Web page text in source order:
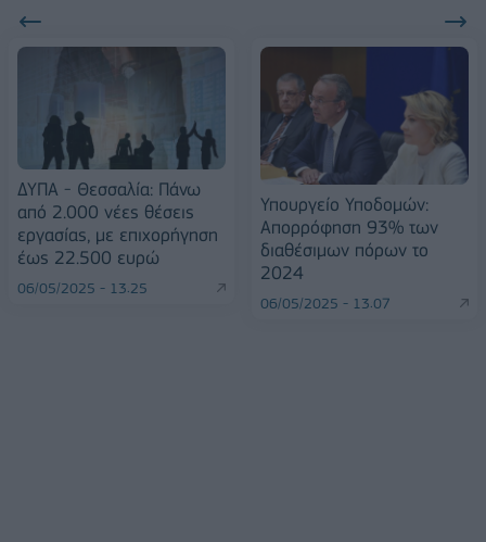
ΔΥΠΑ - Θεσσαλία: Πάνω
από 2.000 νέες θέσεις
εργασίας, με επιχορήγηση
έως 22.500 ευρώ
06/05/2025 - 13:25
Υπουργείο Υποδομών:
Απορρόφηση 93% των
διαθέσιμων πόρων το
2024
06/05/2025 - 13:07